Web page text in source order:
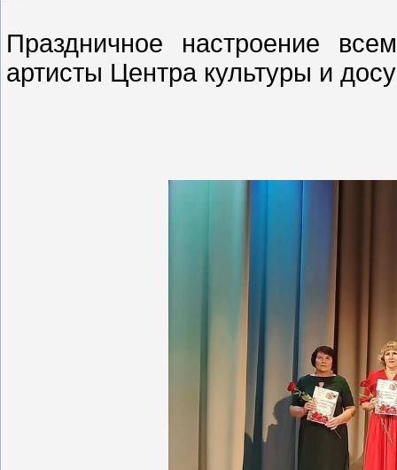
Праздничное настроение
артисты Центра культуры и